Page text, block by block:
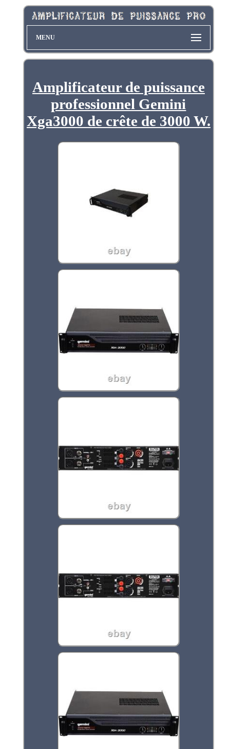
MENU
Amplificateur de puissance
professionnel Gemini
Xga3000 de crête de 3000 W.